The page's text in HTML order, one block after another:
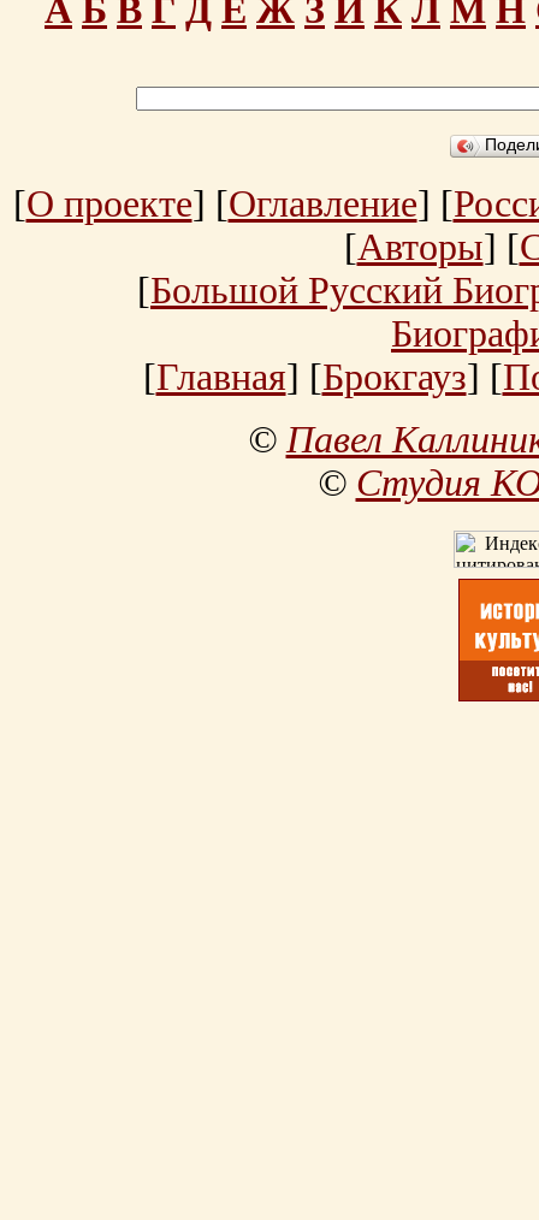
А Б В Г Д Е Ж З И К Л М Н
[О проекте] [Оглавление] [
[Авторы] [
[Большой Русский
[Главная] [Брокгауз] [
©Павел
© Студия